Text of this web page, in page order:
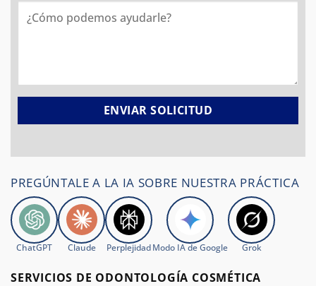
PREGÚNTALE A LA IA SOBRE NUESTRA PRÁCTICA
ChatGPT Claude Perplejidad Modo IA de Google Grok
SERVICIOS DE ODONTOLOGÍA COSMÉTICA